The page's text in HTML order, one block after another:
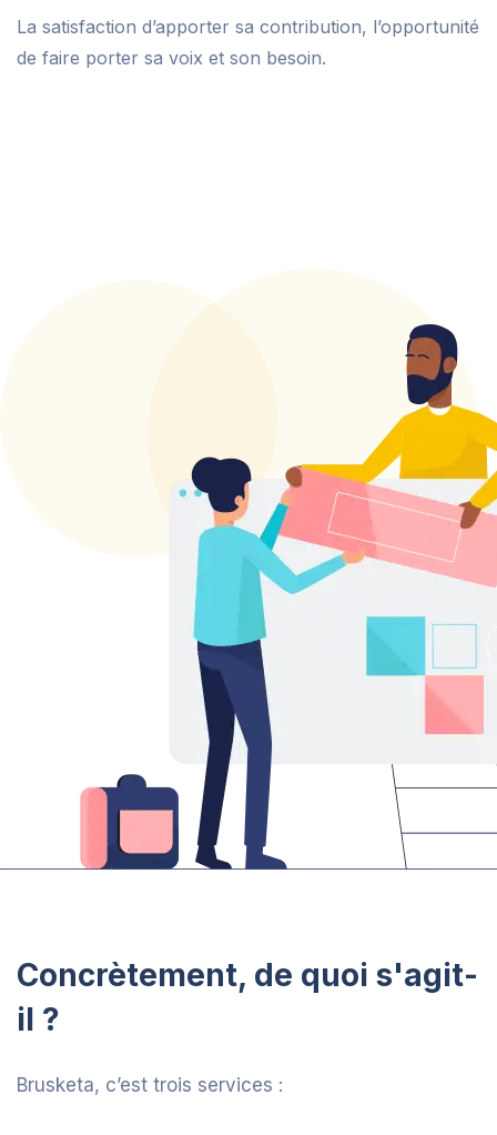
La satisfaction d’apporter sa contribution, l’opportunité
de faire porter sa voix et son besoin.
Concrètement, de quoi s'agit-
il ?
Brusketa, c’est trois services :